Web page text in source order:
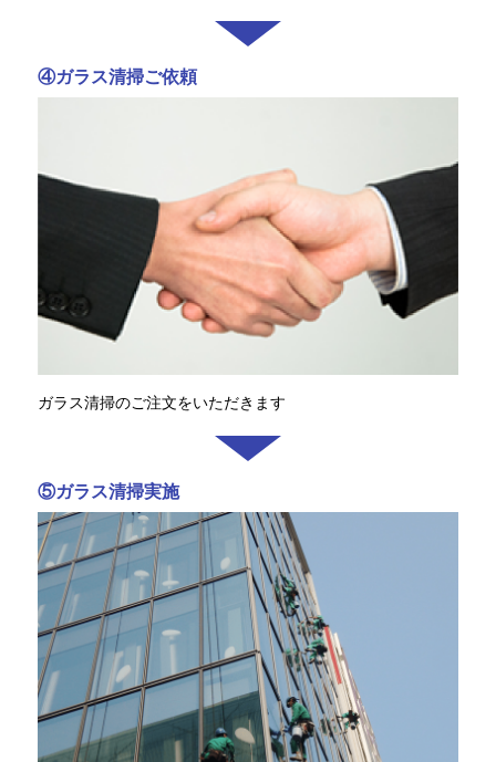
④ガラス清掃ご依頼
ガラス清掃のご注文をいただきます
⑤ガラス清掃実施